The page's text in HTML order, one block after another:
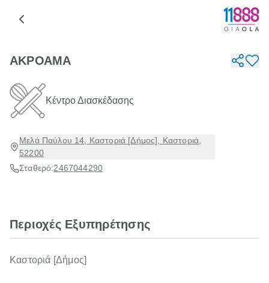
ΑΚΡΟΑΜΑ
Κέντρο Διασκέδασης
Μελά Παύλου 14, Καστοριά [Δήμος], Καστοριά,
52200
Σταθερό:2467044290
Περιοχές Εξυπηρέτησης
Καστοριά [Δήμος]